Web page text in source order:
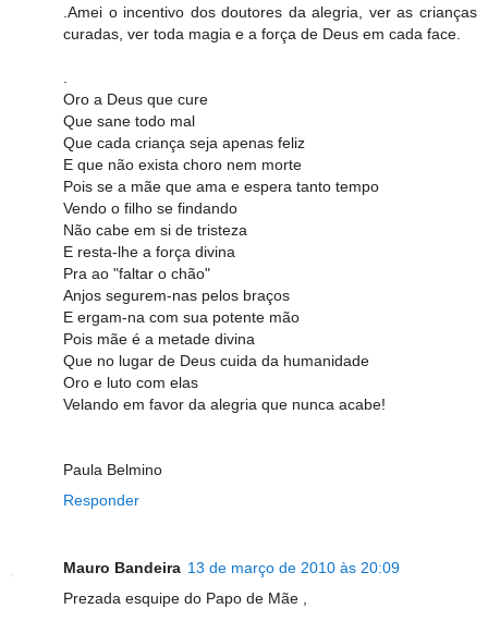
.Amei o incentivo dos doutores da alegria, ver as crianças
curadas, ver toda magia e a força de Deus em cada face.
Oro a Deus que cure
Que sane todo mal
Que cada criança seja apenas feliz
E que não exista choro nem morte
Pois se a mãe que ama e espera tanto tempo
Vendo o filho se findando
Não cabe em si de tristeza
E resta-lhe a força divina
Pra ao "faltar o chão"
Anjos segurem-nas pelos braços
E ergam-na com sua potente mão
Pois mãe é a metade divina
Que no lugar de Deus cuida da humanidade
Oro e luto com elas
Velando em favor da alegria que nunca acabe!
Paula Belmino
Responder
Mauro Bandeira 13 de março de 2010 às 20:09
Prezada esquipe do Papo de Mãe ,